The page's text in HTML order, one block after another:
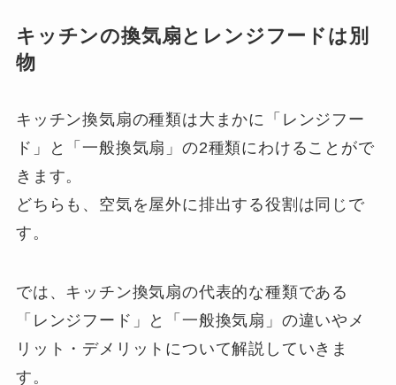
キッチンの換気扇とレンジフードは別
物
キッチン換気扇の種類は大まかに「レンジフー
ド」と「一般換気扇」の2種類にわけることがで
きます。
どちらも、空気を屋外に排出する役割は同じで
す。
では、キッチン換気扇の代表的な種類である
「レンジフード」と「一般換気扇」の違いやメ
リット・デメリットについて解説していきま
す。